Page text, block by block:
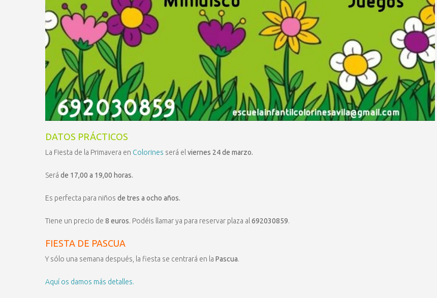
DATOS PRÁCTICOS
La Fiesta de la Primavera en Colorines será el viernes 24 de marzo.
Será de 17,00 a 19,00 horas.
Es perfecta para niños de tres a ocho años.
Tiene un precio de 8 euros. Podéis llamar ya para reservar plaza al 692030859.
FIESTA DE PASCUA
Y sólo una semana después, la fiesta se centrará en la Pascua.
Aquí os damos más detalles.